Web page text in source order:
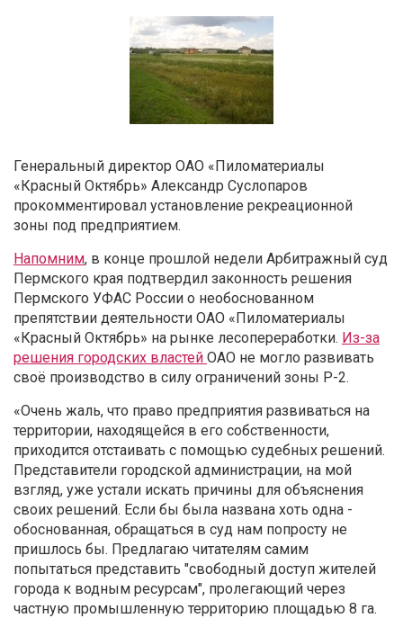
Генеральный директор ОАО «Пиломатериалы
«Красный Октябрь» Александр Суслопаров
прокомментировал уcтановление рекреационной
зоны под предприятием.
Напомним, в конце прошлой недели Арбитражный суд
Пермского края подтвердил законность решения
Пермского УФАС России о необоснованном
препятствии деятельности ОАО «Пиломатериалы
«Красный Октябрь» на рынке лесопереработки. Из-за
решения городских властей ОАО не могло развивать
своё производство в силу ограничений зоны Р-2.
«Очень жаль, что право предприятия развиваться на
территории, находящейся в его собственности,
приходится отстаивать с помощью судебных решений.
Представители городской администрации, на мой
взгляд, уже устали искать причины для объяснения
своих решений. Если бы была названа хоть одна -
обоснованная, обращаться в суд нам попросту не
пришлось бы. Предлагаю читателям самим
попытаться представить "свободный доступ жителей
города к водным ресурсам", пролегающий через
частную промышленную территорию площадью 8 га.